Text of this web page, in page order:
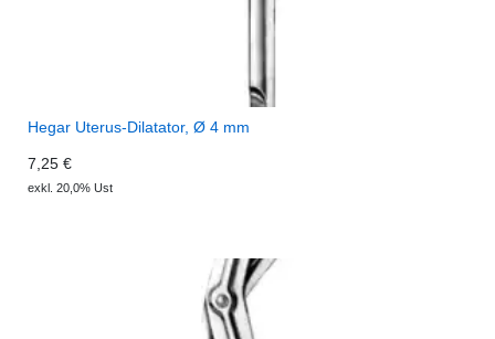
Hegar Uterus-Dilatator, Ø 4 mm
7,25 €
exkl. 20,0% Ust